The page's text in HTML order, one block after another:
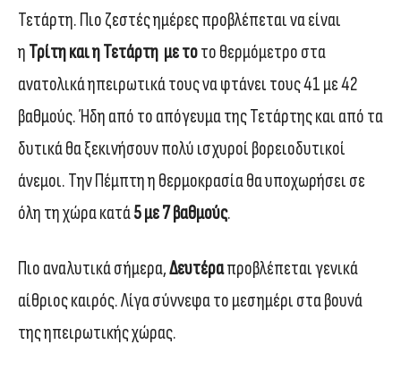
Τετάρτη. Πιο ζεστές ημέρες προβλέπεται να είναι
η Τρίτη και η Τετάρτη με τοτο θερμόμετρο στα
ανατολικά ηπειρωτικά τους να φτάνει τους 41 με 42
βαθμούς. Ήδη από το απόγευμα της Τετάρτης και από τα
δυτικά θα ξεκινήσουν πολύ ισχυροί βορειοδυτικοί
άνεμοι. Την Πέμπτη η θερμοκρασία θα υποχωρήσει σε
όλη τη χώρα κατά5 με 7 βαθμούς.
Πιο αναλυτικά σήμερα,Δευτέραπροβλέπεται γενικά
αίθριος καιρός. Λίγα σύννεφα το μεσημέρι στα βουνά
της ηπειρωτικής χώρας.